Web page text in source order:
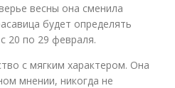
весны она сменила
будет определять
20 по 29 февраля.
с мягким характером. Она
мнении, никогда не